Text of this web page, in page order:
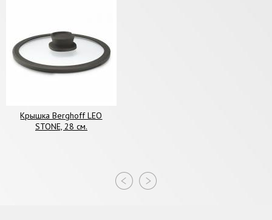
Крышка Berghoff LEO
STONE, 28 см.